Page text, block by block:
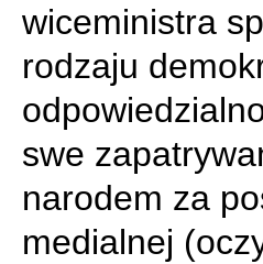
wiceministra
rodzaju
swe
narodem za
medialnej